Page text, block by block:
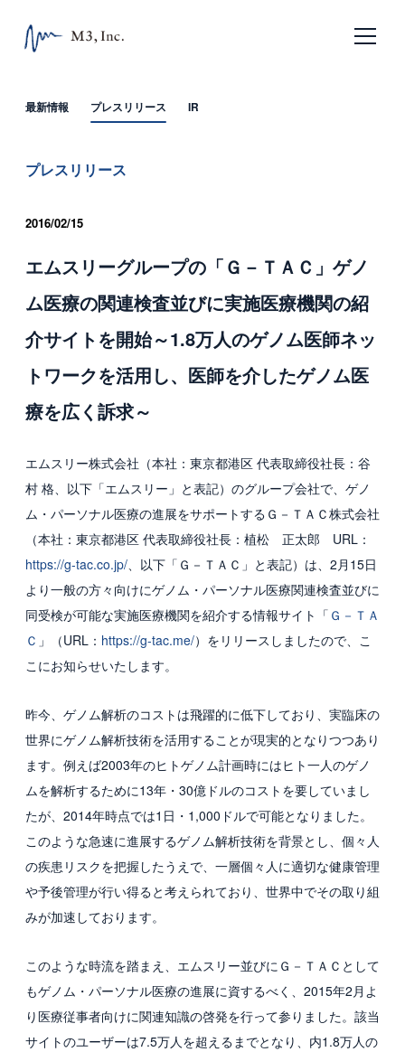
会社概要
沿革
海外グループ会社
利用者の声
投資家情報・プレスリリース
IR
プレスリリース
ガバナンス
社会
環境
採用情報
新卒採用
中途採用
カルチャー・制度
募集職種
グループ会社 採用情報
最新情報 プレスリリース IR
プレスリリース
2016/02/15
エムスリーグループの「Ｇ－ＴＡＣ」ゲノ
ム医療の関連検査並びに実施医療機関の紹
介サイトを開始～1.8万人のゲノム医師ネッ
トワークを活用し、医師を介したゲノム医
療を広く訴求～
エムスリー株式会社（本社：東京都港区 代表取締役社長：谷
村 格、以下「エムスリー」と表記）のグループ会社で、ゲノ
ム・パーソナル医療の進展をサポートするＧ－ＴＡＣ株式会社
（本社：東京都港区 代表取締役社長：植松 正太郎 URL：
https://g-tac.co.jp/、以下「Ｇ－ＴＡＣ」と表記）は、2月15日
より一般の方々向けにゲノム・パーソナル医療関連検査並びに
同受検が可能な実施医療機関を紹介する情報サイト「 Ｇ－ＴＡ
Ｃ 」（URL： https://g-tac.me/）をリリースしましたので、こ
こにお知らせいたします。
昨今、ゲノム解析のコストは飛躍的に低下しており、実臨床の
世界にゲノム解析技術を活用することが現実的となりつつあり
ます。例えば2003年のヒトゲノム計画時にはヒト一人のゲノ
ムを解析するために13年・30億ドルのコストを要していまし
たが、2014年時点では1日・1,000ドルで可能となりました。
このような急速に進展するゲノム解析技術を背景とし、個々人
の疾患リスクを把握したうえで、一層個々人に適切な健康管理
や予後管理が行い得ると考えられており、世界中でその取り組
みが加速しております。
このような時流を踏まえ、エムスリー並びにＧ－ＴＡＣとして
もゲノム・パーソナル医療の進展に資するべく、2015年2月よ
り医療従事者向けに関連知識の啓発を行って参りました。該当
サイトのユーザーは7.5万人を超えるまでとなり、内1.8万人の